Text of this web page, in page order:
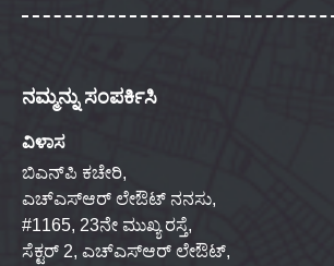
ನಮ್ಮನ್ನು ಸಂಪರ್ಕಿಸಿ
ವಿಳಾಸ
ಬಿಎನ್‌ಪಿ ಕಚೇರಿ,
ಎಚ್‌ಎಸ್‌ಆರ್ ಲೇಔಟ್ ನನಸು,
#1165, 23ನೇ ಮುಖ್ಯ ರಸ್ತೆ,
ಸೆಕ್ಟರ್ 2, ಎಚ್‌ಎಸ್‌ಆರ್ ಲೇಔಟ್,